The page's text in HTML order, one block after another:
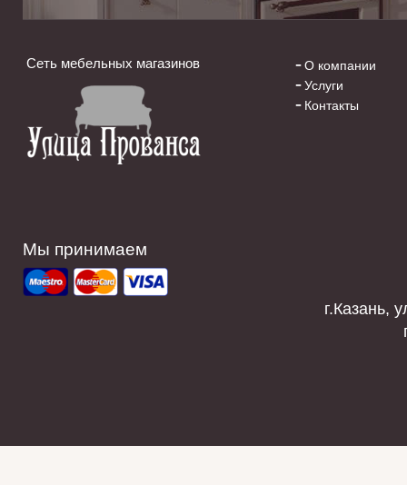
Сеть мебельных магазинов
О компании
Услуги
Контакты
Мы принимаем
г.Казань,